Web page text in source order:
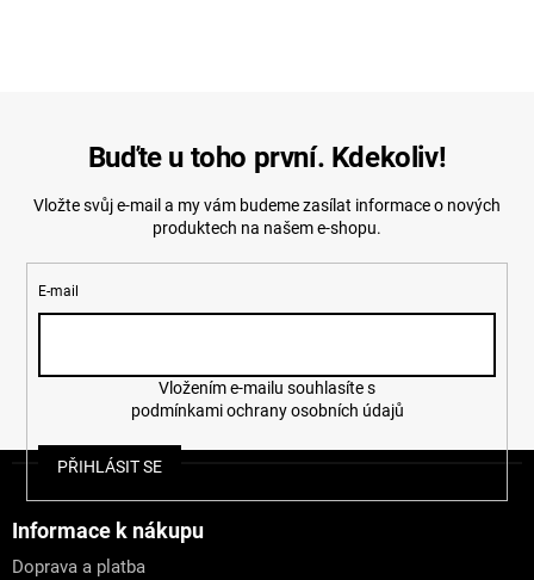
Buďte u toho první. Kdekoliv!
Vložte svůj e-mail a my vám budeme zasílat informace o nových
produktech na našem e-shopu.
E-mail
podmínkami ochrany osobních údajů
PŘIHLÁSIT SE
Informace k nákupu
Doprava a platba